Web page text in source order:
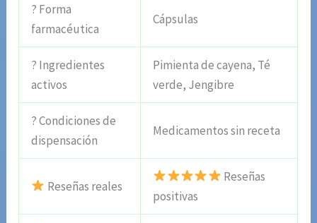
? Forma
farmacéutica
Cápsulas
? Ingredientes
activos
Pimienta de cayena, Té
verde, Jengibre
? Condiciones de
dispensación
Medicamentos sin receta
Reseñas reales
Reseñas
positivas